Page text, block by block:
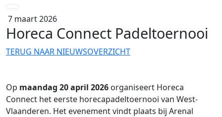
7 maart 2026
Horeca Connect Padeltoernooi
TERUG NAAR NIEUWSOVERZICHT
Op maandag 20 april 2026 organiseert Horeca
Connect het eerste horecapadeltoernooi van West-
Vlaanderen. Het evenement vindt plaats bij Arenal